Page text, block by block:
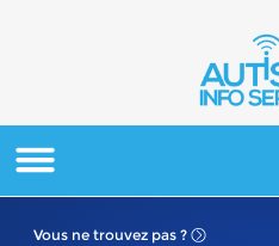
Vous ne trouvez pas ?